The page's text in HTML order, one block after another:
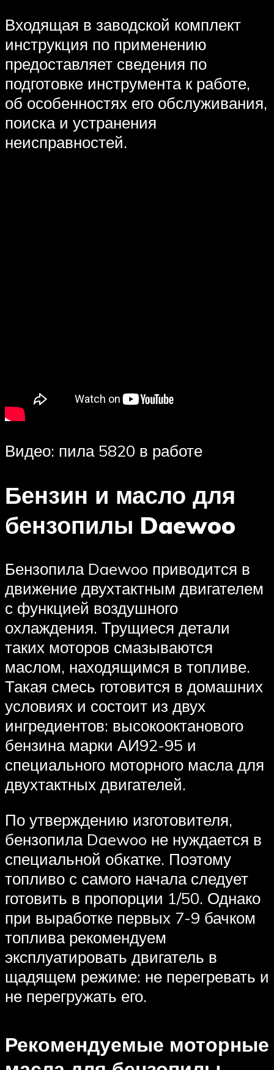
Входящая в заводской комплект
инструкция по применению
предоставляет сведения по
подготовке инструмента к работе,
об особенностях его обслуживания,
поиска и устранения
неисправностей.
Видео: пила 5820 в работе
Бензин и масло для
бензопилы Daewoo
Бензопила Daewoo приводится в
движение двухтактным двигателем
с функцией воздушного
охлаждения. Трущиеся детали
таких моторов смазываются
маслом, находящимся в топливе.
Такая смесь готовится в домашних
условиях и состоит из двух
ингредиентов: высокооктанового
бензина марки АИ92-95 и
специального моторного масла для
двухтактных двигателей.
По утверждению изготовителя,
бензопила Daewoo не нуждается в
специальной обкатке. Поэтому
топливо с самого начала следует
готовить в пропорции 1/50. Однако
при выработке первых 7-9 бачком
топлива рекомендуем
эксплуатировать двигатель в
щадящем режиме: не перегревать и
не перегружать его.
Рекомендуемые моторные